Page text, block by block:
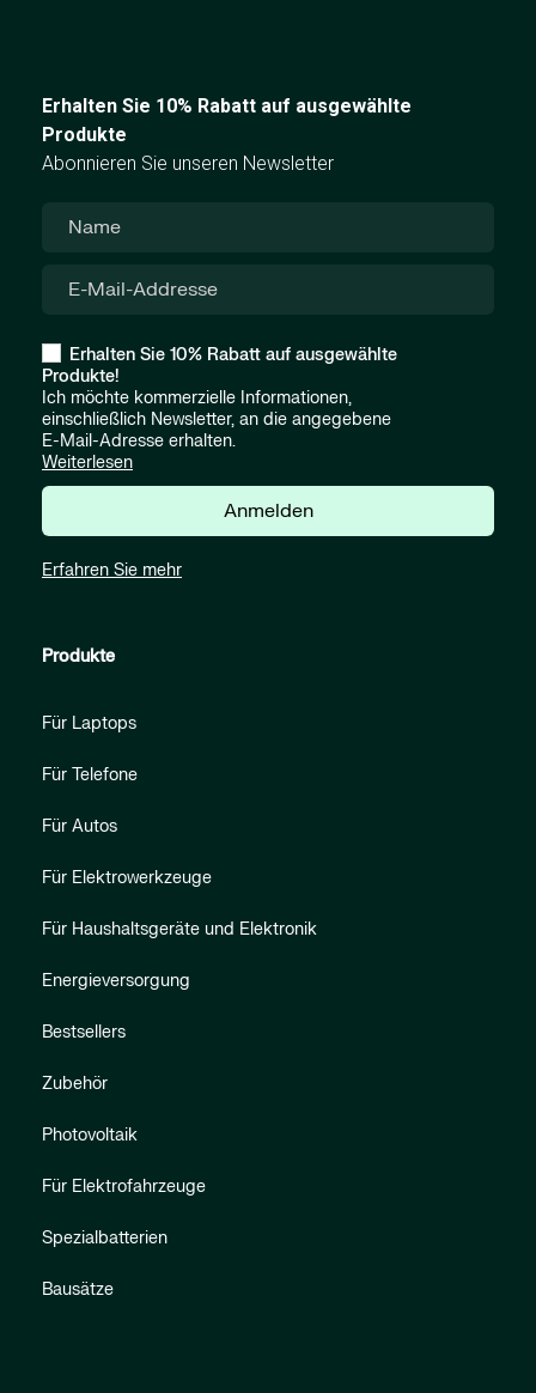
Erhalten Sie 10% Rabatt auf ausgewählte
Produkte
Abonnieren Sie unseren Newsletter
Erhalten Sie 10% Rabatt auf ausgewählte
Produkte!
Ich möchte kommerzielle Informationen,
einschließlich Newsletter, an die angegebene
E-Mail-Adresse erhalten.
Weiterlesen
Anmelden
Erfahren Sie mehr
Produkte
Für Laptops
Für Telefone
Für Autos
Für Elektrowerkzeuge
Für Haushaltsgeräte und Elektronik
Energieversorgung
Bestsellers
Zubehör
Photovoltaik
Für Elektrofahrzeuge
Spezialbatterien
Bausätze